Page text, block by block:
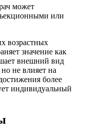
может
или
возрастных
значение как
внешний вид
не влияет на
более
индивидуальный